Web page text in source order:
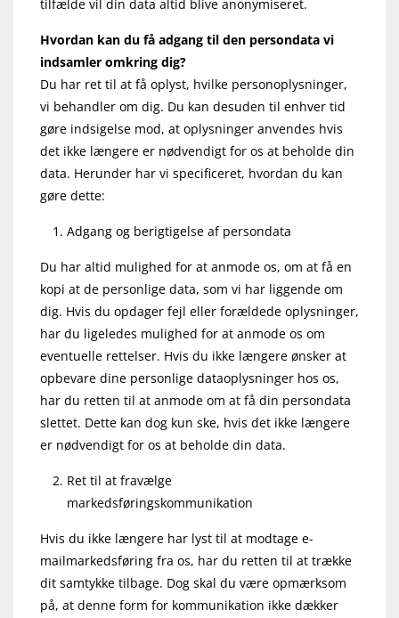
tilfælde vil din data altid blive anonymiseret.
Hvordan kan du få adgang til den persondata vi
indsamler omkring dig?
Du har ret til at få oplyst, hvilke personoplysninger,
vi behandler om dig. Du kan desuden til enhver tid
gøre indsigelse mod, at oplysninger anvendes hvis
det ikke længere er nødvendigt for os at beholde din
data. Herunder har vi specificeret, hvordan du kan
gøre dette:
Adgang og berigtigelse af persondata
Du har altid mulighed for at anmode os, om at få en
kopi at de personlige data, som vi har liggende om
dig. Hvis du opdager fejl eller forældede oplysninger,
har du ligeledes mulighed for at anmode os om
eventuelle rettelser. Hvis du ikke længere ønsker at
opbevare dine personlige dataoplysninger hos os,
har du retten til at anmode om at få din persondata
slettet. Dette kan dog kun ske, hvis det ikke længere
er nødvendigt for os at beholde din data.
Ret til at fravælge
markedsføringskommunikation
Hvis du ikke længere har lyst til at modtage e-
mailmarkedsføring fra os, har du retten til at trække
dit samtykke tilbage. Dog skal du være opmærksom
på, at denne form for kommunikation ikke dækker